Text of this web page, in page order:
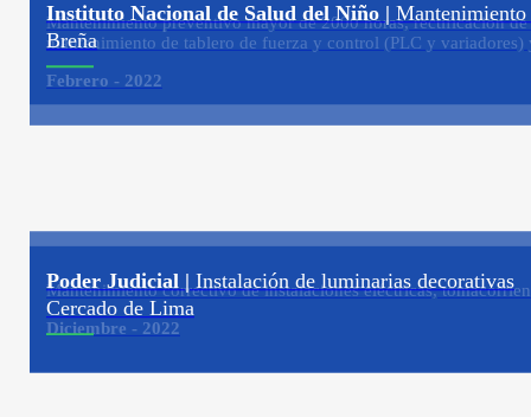
Mantenimiento preventivo mayor de 2000 horas, rectificación
mantenimiento de tablero de fuerza y control (PLC y variadores)
Febrero - 2022
Instituto Nacional de Salud del Niño | Mantenimiento
Breña
Mantenimiento correctivo de instalaciones eléctricas,
Diciembre - 2022
Poder Judicial | Instalación de luminarias decorativas
Cercado de Lima